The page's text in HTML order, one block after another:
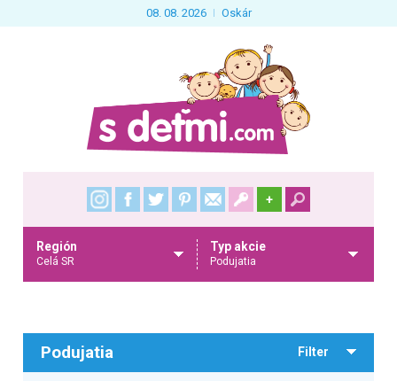
08. 08. 2026 Oskár
+
Región
Celá SR
Typ akcie
Podujatia
Podujatia Filter